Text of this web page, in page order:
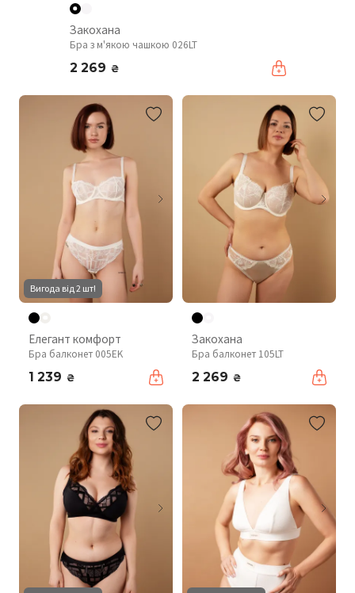
Закохана
Бра з м'якою чашкою 026LT
2 269 ₴
Вигода від 2 шт!
Елегант комфорт
Бра балконет 005EK
1 239 ₴
Закохана
Бра балконет 105LT
2 269 ₴